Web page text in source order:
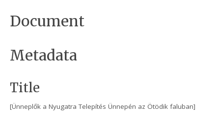
Document
Metadata
Title
[Ünneplők a Nyugatra Telepítés Ünnepén az Ötödik faluban]